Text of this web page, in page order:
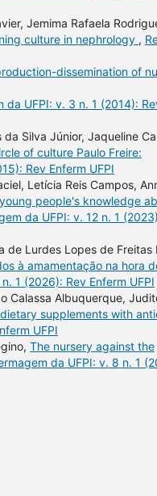
Jemima Rafaela
culture in nephrology ,
dissemination of
da UFPI: v. 3 n. 1 (2014):
Silva Júnior, Jaqueline
of culture Paulo Freire:
Rev Enferm UFPI
Letícia Reis Campos,
people's knowledge
da UFPI: v. 12 n. 1
de Lurdes Lopes de Freitas
à amamentação na hora
1 (2026): Rev Enferm UFPI
Calassa Albuquerque,
supplements with
UFPI
The nursery against the
da UFPI: v. 8 n. 1